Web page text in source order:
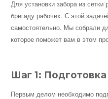
Для установки забора из
бригаду рабочих. С этой
самостоятельно. Мы собрали
которое поможет вам в этом
Шаг 1: Подготовка
Первым делом необходимо